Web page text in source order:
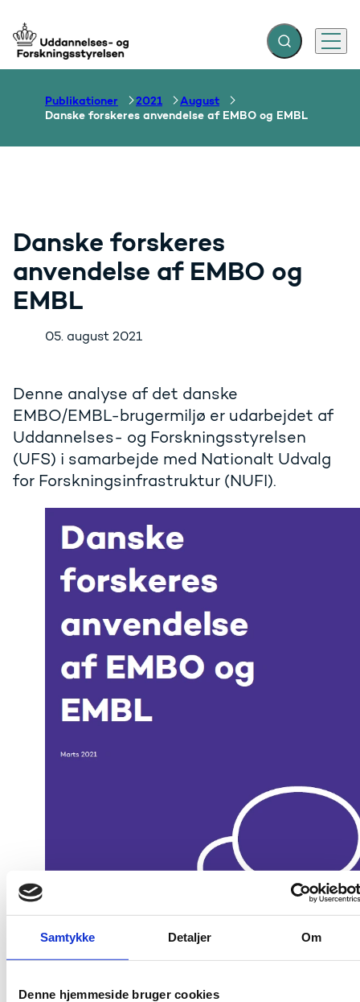
Samtykke Detaljer Om
Denne hjemmeside bruger cookies
Gå til forsiden Fold søgefelt ud
Menu
Publikationer 2021
August
Danske forskeres anvendelse af EMBO og EMBL
Danske forskeres
anvendelse af EMBO og
EMBL
05. august 2021
Denne analyse af det danske
EMBO/EMBL-brugermiljø er udarbejdet af
Uddannelses- og Forskningsstyrelsen
(UFS) i samarbejde med Nationalt Udvalg
for Forskningsinfrastruktur (NUFI).